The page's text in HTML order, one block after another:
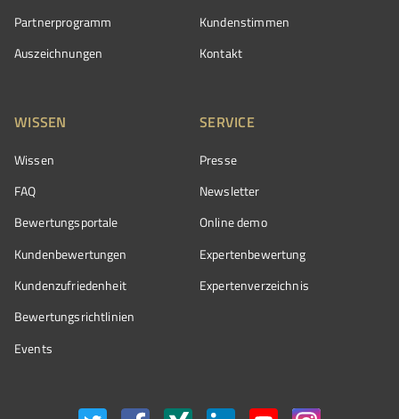
Partnerprogramm
Auszeichnungen
Kundenstimmen
Kontakt
WISSEN
Wissen
FAQ
Bewertungsportale
Kundenbewertungen
Kundenzufriedenheit
Bewertungs­richtlinien
Events
SERVICE
Presse
Newsletter
Online demo
Expertenbewertung
Expertenverzeichnis